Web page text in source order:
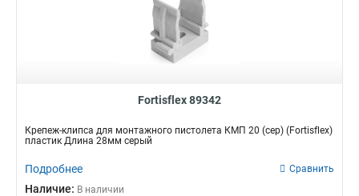
Fortisflex 89342
Крепеж-клипса для монтажного пистолета КМП 20 (сер) (Fortisflex)
пластик Длина 28мм серый
Подробнее Сравнить
Наличие: В наличии